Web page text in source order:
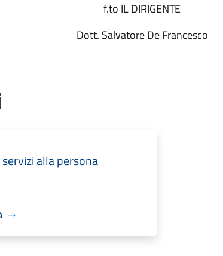
f.to IL DIRIGENTE
Dott. Salvatore De Francesco
alla persona